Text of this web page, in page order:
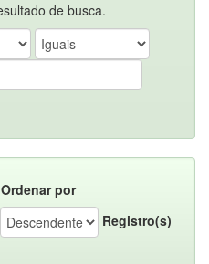
de busca.
Ordenar por
Registro(s)